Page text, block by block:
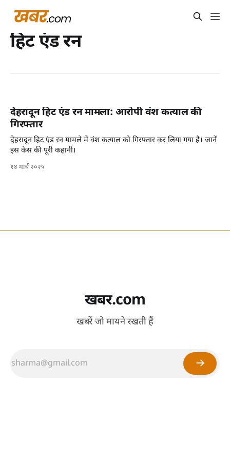
हिट एंड रन
देहरादून हिट एंड रन मामला: आरोपी वंश कत्याल की
गिरफ्तार
देहरादून हिट एंड रन मामले में वंश कत्याल को गिरफ्तार कर लिया गया है। जानें
इस केस की पूरी कहानी।
१४ मार्च २०२५
खबर.com
खबरें जो मायने रखती हैं